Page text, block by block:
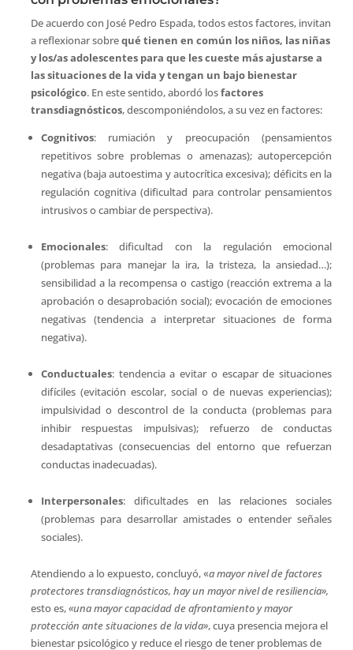
De acuerdo con José Pedro Espada, todos estos factores, invitan
a reflexionar sobrequé tienen en común los niños, las niñas
y los/as adolescentes para que les cueste más ajustarse a
las situaciones de la vida y tengan un bajo bienestar
psicológico. En este sentido, abordó losfactores
transdiagnósticos, descomponiéndolos, a su vez en factores:
Cognitivos: rumiación y preocupación (pensamientos
repetitivos sobre problemas o amenazas); autopercepción
negativa (baja autoestima y autocrítica excesiva); déficits en la
regulación cognitiva (dificultad para controlar pensamientos
intrusivos o cambiar de perspectiva).
Emocionales: dificultad con la regulación emocional
(problemas para manejar la ira, la tristeza, la ansiedad…);
sensibilidad a la recompensa o castigo (reacción extrema a la
aprobación o desaprobación social); evocación de emociones
negativas (tendencia a interpretar situaciones de forma
negativa).
Conductuales: tendencia a evitar o escapar de situaciones
difíciles (evitación escolar, social o de nuevas experiencias);
impulsividad o descontrol de la conducta (problemas para
inhibir respuestas impulsivas); refuerzo de conductas
desadaptativas (consecuencias del entorno que refuerzan
conductas inadecuadas).
Interpersonales: dificultades en las relaciones sociales
(problemas para desarrollar amistades o entender señales
sociales).
Atendiendo a lo expuesto, concluyó, «a mayor nivel de factores
protectores transdiagnósticos, hay un mayor nivel de resiliencia»,
esto es,«una mayor capacidad de afrontamiento y mayor
protección ante situaciones de la vida», cuya presencia mejora el
bienestar psicológico y reduce el riesgo de tener problemas de